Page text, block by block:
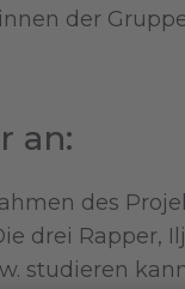
der
an:
des
drei Rapper,
studieren